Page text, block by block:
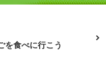
を食べに行こう